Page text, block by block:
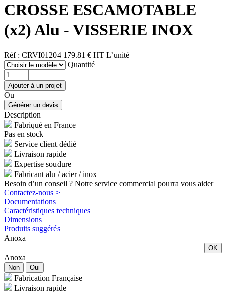
CROSSE ESCAMOTABLE
(x2) Alu - VISSERIE INOX
Réf : CRVI01204 179.81 € HT L’unité
Quantité
Ou
Description
Fabriqué en France
Pas en stock
Service client dédié
Livraison rapide
Expertise soudure
Fabricant alu / acier / inox
Besoin d’un conseil ? Notre service commercial pourra vous aider
Contactez-nous >
Documentations
Caractéristiques techniques
Dimensions
Produits suggérés
Anoxa
OK
Anoxa
Non Oui
Fabrication Française
Livraison rapide